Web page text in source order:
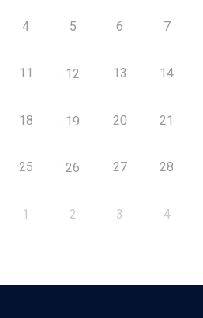
4 5 6 7
11 12 13 14
18 19 20 21
25 26 27 28
1 2 3 4